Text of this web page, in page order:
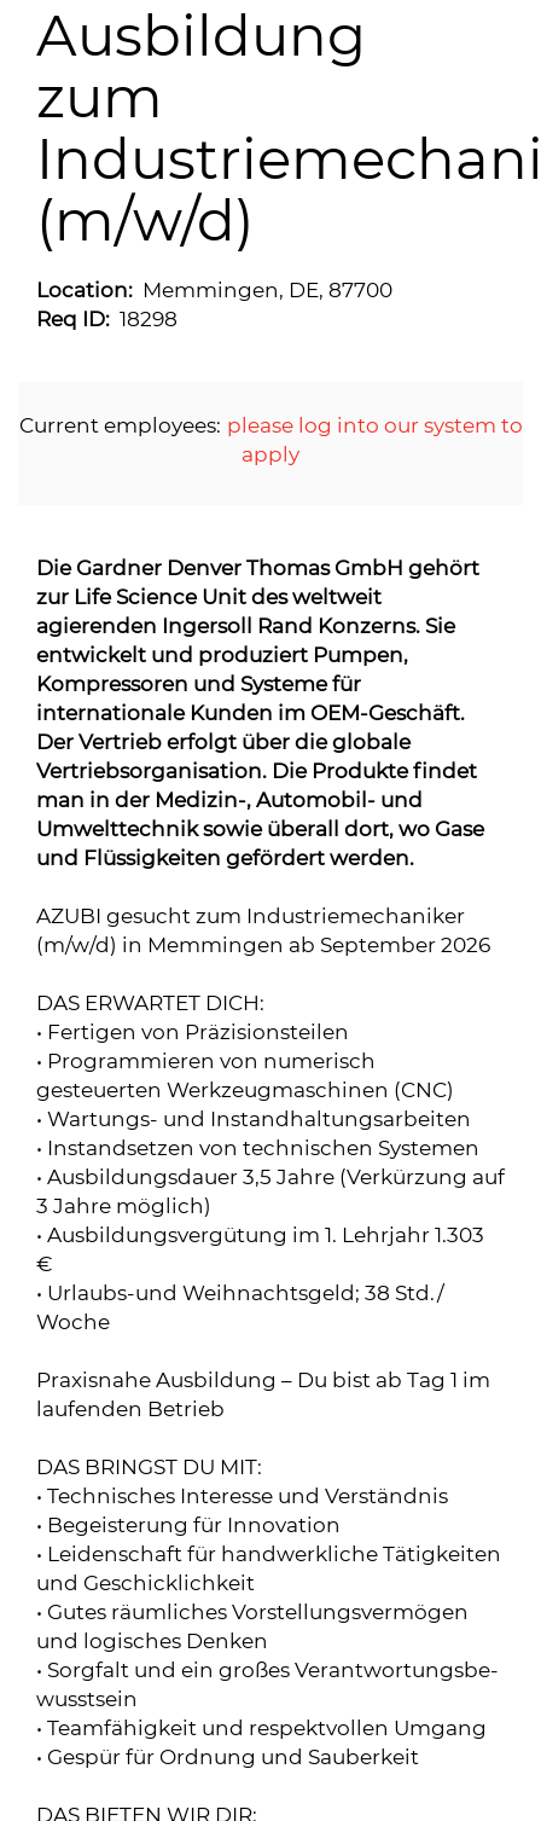
Ausbildung
zum
(m/w/d)
Location: Memmingen, DE, 87700
Req ID: 18298
Current employees: please log into our system to
apply
Die Gardner Denver Thomas GmbH gehört
zur Life Science Unit des weltweit
agierenden Ingersoll Rand Konzerns. Sie
entwickelt und produziert Pumpen,
Kompressoren und Systeme für
internationale Kunden im OEM-Geschäft.
Der Vertrieb erfolgt über die globale
Vertriebsorganisation. Die Produkte findet
man in der Medizin-, Automobil- und
Umwelttechnik sowie überall dort, wo Gase
und Flüssigkeiten gefördert werden.
AZUBI gesucht zum Industriemechaniker
(m/w/d) in Memmingen ab September 2026
DAS ERWARTET DICH:
• Fertigen von Präzisionsteilen
• Programmieren von numerisch
gesteuerten Werkzeugmaschinen (CNC)
• Wartungs- und Instandhaltungsarbeiten
• Instandsetzen von technischen Systemen
• Ausbildungsdauer 3,5 Jahre (Verkürzung auf
3 Jahre möglich)
• Ausbildungsvergütung im 1. Lehrjahr 1.303
€
• Urlaubs-und Weihnachtsgeld; 38 Std./
Woche
Praxisnahe Ausbildung – Du bist ab Tag 1 im
laufenden Betrieb
DAS BRINGST DU MIT:
• Technisches Interesse und Verständnis
• Begeisterung für Innovation
• Leidenschaft für handwerkliche Tätigkeiten
und Geschicklichkeit
• Gutes räumliches Vorstellungsvermögen
und logisches Denken
• Sorgfalt und ein großes Verantwortungsbe-
wusstsein
• Teamfähigkeit und respektvollen Umgang
• Gespür für Ordnung und Sauberkeit
DAS BIETEN WIR DIR: